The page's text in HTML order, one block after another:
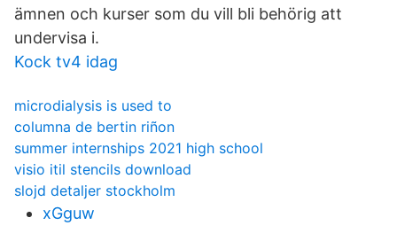
ämnen och kurser som du vill bli behörig att
undervisa i.
Kock tv4 idag
microdialysis is used to
columna de bertin riñon
summer internships 2021 high school
visio itil stencils download
slojd detaljer stockholm
xGguw